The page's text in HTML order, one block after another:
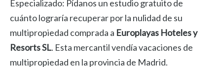
Especializado: Pídanos un estudio gratuito de
cuánto lograría recuperar por la nulidad de su
multipropiedad comprada a Europlayas Hoteles y
Resorts SL. Esta mercantil vendía vacaciones de
multipropiedad en la provincia de Madrid.